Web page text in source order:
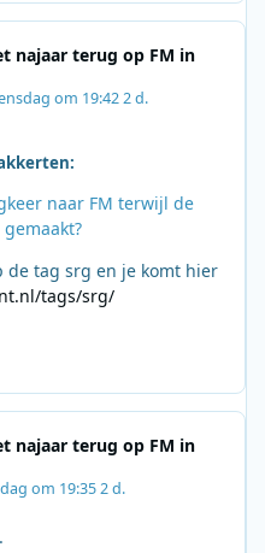
najaar terug op FM in
om 19:422 d.
naar FM terwijl de
de tag srg en je komt hier
tags/srg/
najaar terug op FM in
om 19:352 d.